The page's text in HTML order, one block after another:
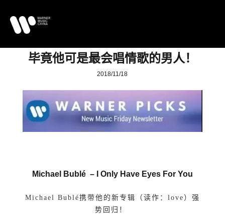
毕竟他可是最会唱情歌的男人！
2018/11/18
Michael Bublé – I Only Have Eyes For You
Michael Bublé携带他的新专辑（读作：love）强
势回归！